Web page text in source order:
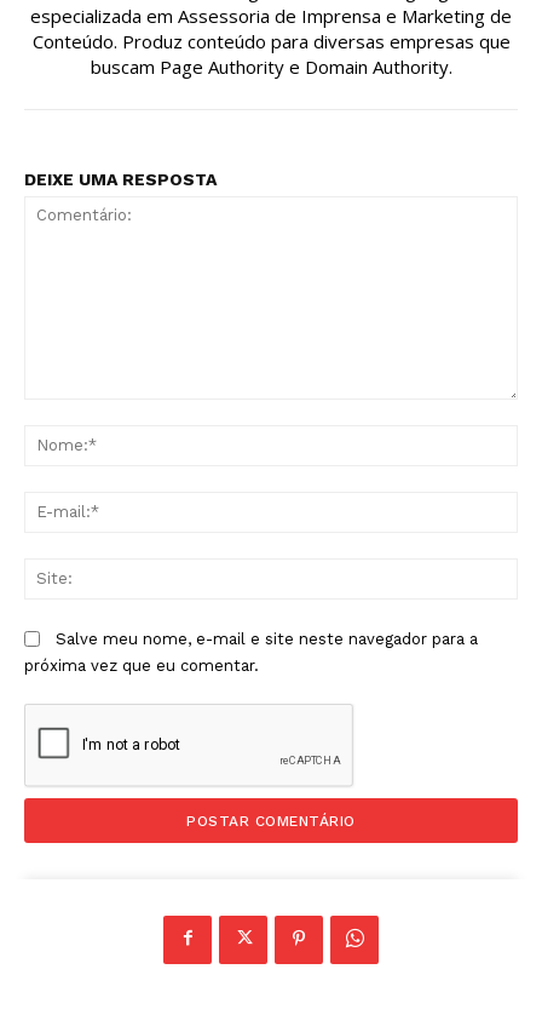
especializada em Assessoria de Imprensa e Marketing de
Conteúdo. Produz conteúdo para diversas empresas que
buscam Page Authority e Domain Authority.
DEIXE UMA RESPOSTA
Salve meu nome, e-mail e site neste navegador para a
próxima vez que eu comentar.